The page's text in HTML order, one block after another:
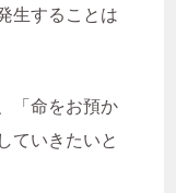
生することは
「命をお預か
ていきたいと